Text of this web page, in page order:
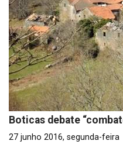
Boticas debate
27 junho 2016, segunda-feira